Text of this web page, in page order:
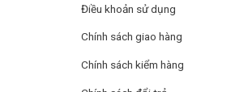
Điều khoản sử dụng
Chính sách giao hàng
Chính sách kiểm hàng